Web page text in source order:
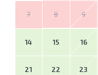
7 8 9
14 15 16
21 22 23